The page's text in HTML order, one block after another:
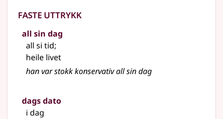
Faste uttrykk
all sin dag
all si tid;
heile livet
han var stokk konservativ all sin dag
dags dato
i dag